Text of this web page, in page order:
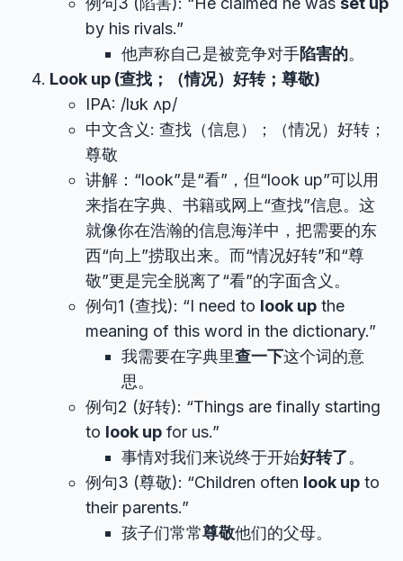
by his rivals.”
他声称自己是被竞争对手陷害的。
Look up (查找；（情况）好转；尊敬)
IPA: /lʊk ʌp/
中文含义: 查找（信息）；（情况）好转；
尊敬
讲解：“look”是“看”，但“look up”可以用
来指在字典、书籍或网上“查找”信息。这
就像你在浩瀚的信息海洋中，把需要的东
西“向上”捞取出来。而“情况好转”和“尊
敬”更是完全脱离了“看”的字面含义。
例句1 (查找): “I need to look up the
meaning of this word in the dictionary.”
我需要在字典里查一下这个词的意
思。
例句2 (好转): “Things are finally starting
to look up for us.”
事情对我们来说终于开始好转了。
例句3 (尊敬): “Children often look up to
their parents.”
孩子们常常尊敬他们的父母。